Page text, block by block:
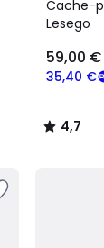
Cache-
Lesego
35,40 €
59,00 €
/ 5
Couleurs
4,7
/